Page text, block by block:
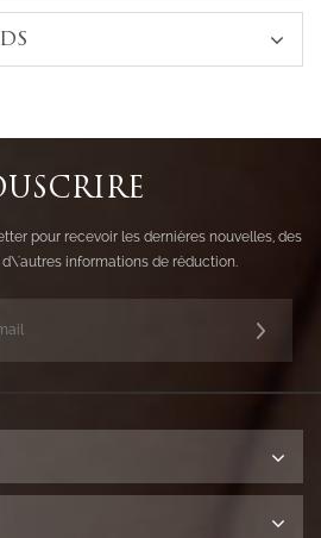
pour recevoir les dernières nouvelles, des
informations de réduction.